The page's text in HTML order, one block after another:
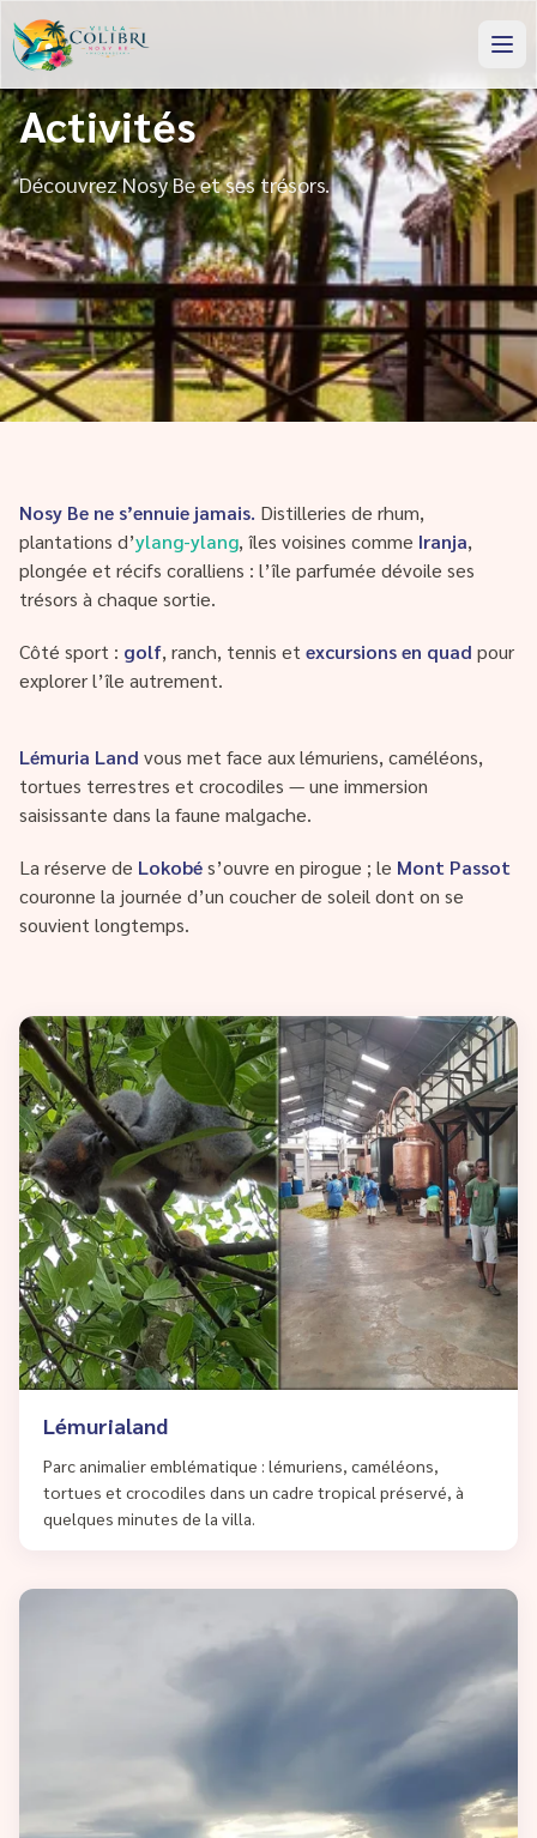
Activités
Découvrez Nosy Be et ses trésors.
Nosy Be ne s’ennuie jamais. Distilleries de rhum,
plantations d’ylang-ylang, îles voisines comme Iranja,
plongée et récifs coralliens : l’île parfumée dévoile ses
trésors à chaque sortie.
Côté sport : golf, ranch, tennis et excursions en quad pour
explorer l’île autrement.
Lémuria Land vous met face aux lémuriens, caméléons,
tortues terrestres et crocodiles — une immersion
saisissante dans la faune malgache.
La réserve de Lokobés’ouvre en pirogue ; le Mont Passot
couronne la journée d’un coucher de soleil dont on se
souvient longtemps.
Lémurialand
Parc animalier emblématique : lémuriens, caméléons,
tortues et crocodiles dans un cadre tropical préservé, à
quelques minutes de la villa.